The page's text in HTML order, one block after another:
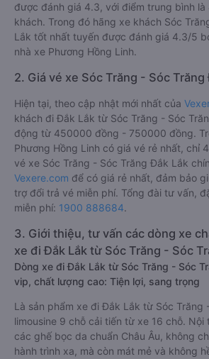
được đánh giá 4.3, với điểm trung bình
khách. Trong đó hãng xe khách Sóc
Lắk tốt nhất tuyến được đánh giá 4.3/5
nhà xe Phương Hồng Linh.
2. Giá vé xe Sóc Trăng - Sóc Trăng
Hiện tại, theo cập nhật mới nhất của
khách đi Đắk Lắk từ Sóc Trăng - Sóc
động từ 450000 đồng - 750000 đồng.
Phương Hồng Linh có giá vé rẻ nhất, chỉ
vé xe Sóc Trăng - Sóc Trăng Đắk Lắk
Vexere.com để có giá rẻ nhất, đảm bảo
trợ đổi trả vé miễn phí. Tổng đài tư vấn,
miễn phí: 1900 888684.
3. Giới thiệu, tư vấn các dòng xe
xe đi Đắk Lắk từ Sóc Trăng - Sóc
Dòng xe đi Đắk Lắk từ Sóc Trăng - Sóc
vip, chất lượng cao: Tiện lợi, sang trọng
Là sản phẩm xe đi Đắk Lắk từ Sóc Trăng
limousine 9 chỗ cải tiến từ xe 16 chỗ.
các ghế bọc da chuẩn Châu Âu, không
hành trình xa, mà còn mát mẻ và không